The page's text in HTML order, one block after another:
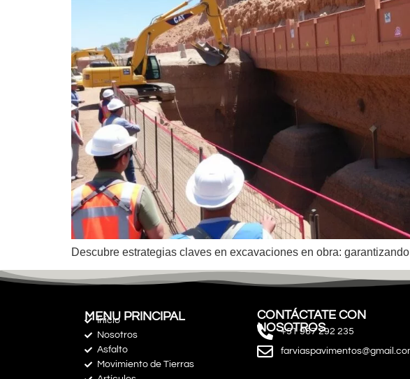
Descubre estrategias claves en excavaciones en obra:
MENU PRINCIPAL
Inicio
Nosotros
Asfalto
Movimiento de Tierras
CONTÁCTATE CON
NOSOTROS
+51 967 292 235